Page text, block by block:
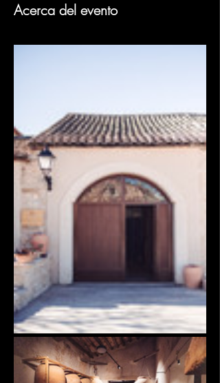
Acerca del evento